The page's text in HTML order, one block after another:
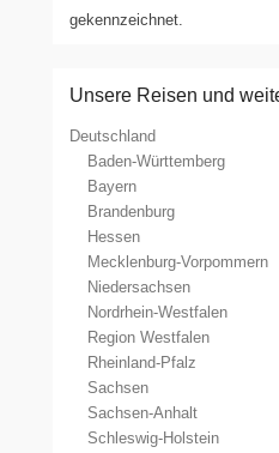
gekennzeichnet.
Unsere Reisen und
Deutschland
Baden-Württemberg
Bayern
Brandenburg
Hessen
Mecklenburg-Vorpommern
Niedersachsen
Nordrhein-Westfalen
Region Westfalen
Rheinland-Pfalz
Sachsen
Sachsen-Anhalt
Schleswig-Holstein